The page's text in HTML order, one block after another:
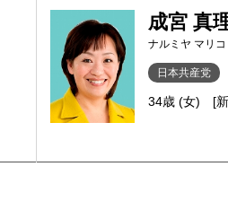
成宮 真
ナルミヤ マリコ
日本共産党
34歳 (女) [